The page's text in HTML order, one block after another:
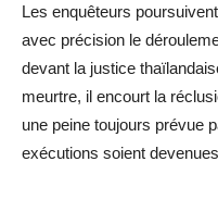
Les enquêteurs
avec précision le
devant la justice
meurtre, il encourt la
une peine toujours prévue
exécutions soient